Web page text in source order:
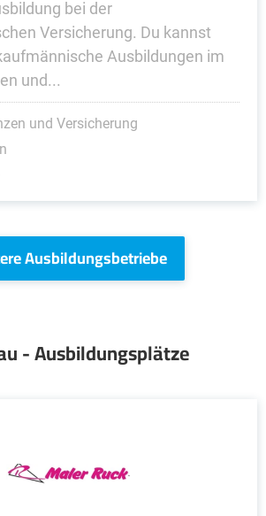
bei der
Versicherung. Du kannst
Ausbildungen im
und...
und Versicherung
Ausbildungsbetriebe
- Ausbildungsplätze